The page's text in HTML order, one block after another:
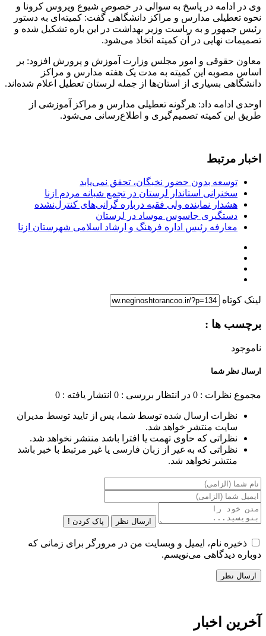
وی در ادامه در پاسخ به سوالی در خصوص شیوع ویروس کرونا و
نحوه تعطیلی مدارس و مراکز دانشگاهی گفت: کمیته‌ای به دستور
رئیس جمهور و به ریاست وزیر بهداشت در این باره تشکیل شده و
تصمیمات نهایی در آن کمیته اتخاذ می‌شود.
معاون حقوقی و امور مجلس وزارت آموزش و پرورش افزود: بر
اساس مصوبه این کمیته به مدت یک هفته مدارس و مراکز
دانشگاهی بسیاری از استان‌ها از جمله لرستان تعطیل اعلام شده‌اند.
اوحدی ادامه داد: هرگونه تعطیلی مدارس و مراکز آموزشی از
طریق این کمیته تصمیم‌گیری و اطلاع‌رسانی می‌شود.
اخبار مرتبط
توسعه بدون حضور نخبگان، تحقق نمی‌یابد
سخنرانی استاندار لرستان در تجمع شبانه مردم ازنا
هشدار نماینده ولی فقیه درباره گرانی‌های کنترل‌نشده
دستگیری جاسوس موساد در لرستان
معارفه رئیس اداره فرهنگ و ارشاد اسلامی شهرستان ازنا
لینک کوتاه
برچسب ها :
ناموجود
ارسال نظر شما
مجموع نظرات : 0 در انتظار بررسی : 0 انتشار یافته : 0
نظرات ارسال شده توسط شما، پس از تایید توسط مدیران
سایت منتشر خواهد شد.
نظراتی که حاوی تهمت یا افترا باشد منتشر نخواهد شد.
نظراتی که به غیر از زبان فارسی یا غیر مرتبط با خبر باشد
منتشر نخواهد شد.
ارسال نظر پاک کردن !
ذخیره نام، ایمیل و وبسایت من در مرورگر برای زمانی که
دوباره دیدگاهی می‌نویسم.
آخرین اخبار